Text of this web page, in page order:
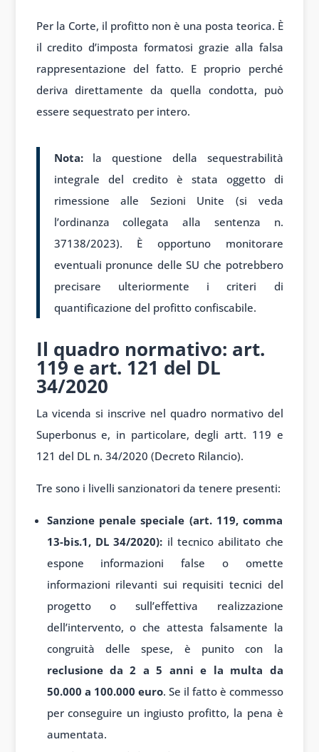
Per la Corte, il profitto non è una posta teorica. È
il credito d’imposta formatosi grazie alla falsa
rappresentazione del fatto. E proprio perché
deriva direttamente da quella condotta, può
essere sequestrato per intero.
Nota:la questione della sequestrabilità
integrale del credito è stata oggetto di
rimessione alle Sezioni Unite (si veda
l’ordinanza collegata alla sentenza n.
37138/2023). È opportuno monitorare
eventuali pronunce delle SU che potrebbero
precisare ulteriormente i criteri di
quantificazione del profitto confiscabile.
Il quadro normativo: art.
119 e art. 121 del DL
34/2020
La vicenda si inscrive nel quadro normativo del
Superbonus e, in particolare, degli artt. 119 e
121 del DL n. 34/2020 (Decreto Rilancio).
Tre sono i livelli sanzionatori da tenere presenti:
Sanzione penale speciale (art. 119, comma
13-bis.1, DL 34/2020): il tecnico abilitato che
espone informazioni false o omette
informazioni rilevanti sui requisiti tecnici del
progetto o sull’effettiva realizzazione
dell’intervento, o che attesta falsamente la
congruità delle spese, è punito con la
reclusione da 2 a 5 anni e la multa da
50.000 a 100.000 euro. Se il fatto è commesso
per conseguire un ingiusto profitto, la pena è
aumentata.